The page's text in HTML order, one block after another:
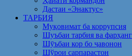
Дастаи «Энактус»
ТАРБИЯ
Муқовимат ба коррупсия
Шуъбаи тарбия ва фарҳанг
Шӯъбаи кор бо ҷавонон
Шўрои сарпарастон